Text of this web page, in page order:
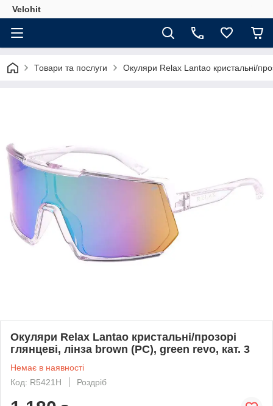
Velohit
Товари та послуги Окуляри Relax Lantao кристальні/
Окуляри Relax Lantao кристальні/прозорі
глянцеві, лінза brown (PC), green revo, кат. 3
Немає в наявності
Код: R5421H
Роздріб